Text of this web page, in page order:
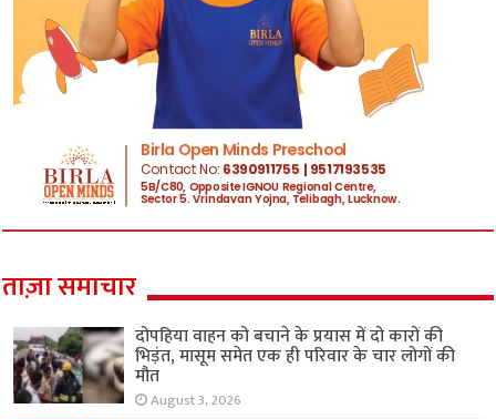
ताज़ा समाचार
दोपहिया वाहन को बचाने के प्रयास में दो कारों की
भिड़ंत, मासूम समेत एक ही परिवार के चार लोगों की
मौत
August 3, 2026